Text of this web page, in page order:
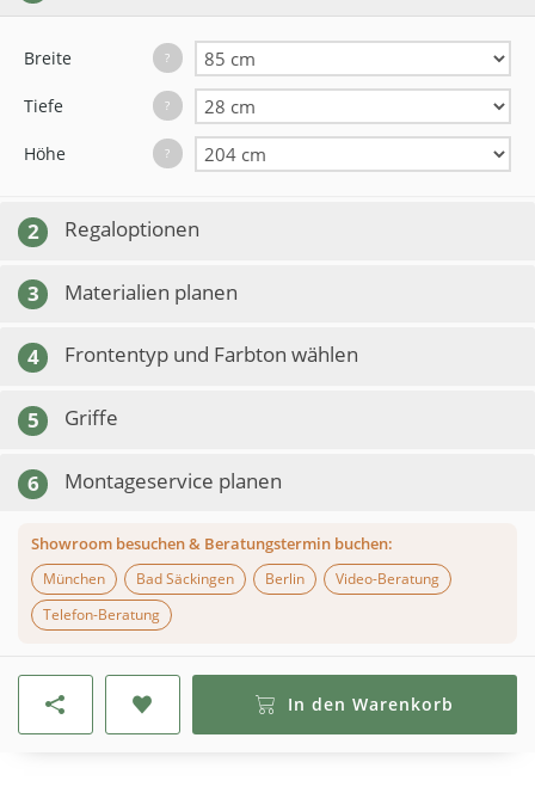
Breite ?
Tiefe ?
Höhe ?
2 Regaloptionen
3 Materialien planen
4 Frontentyp und Farbton wählen
5 Griffe
6 Montageservice planen
Showroom besuchen & Beratungstermin buchen:
München
Bad Säckingen Berlin
Video-Beratung
Telefon-Beratung
In den Warenkorb